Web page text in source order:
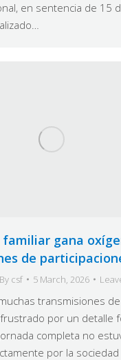
en sentencia de 15
familiar gana
de
By csf 5 March, 2026
transmisiones
por un detalle
completa no
por la sociedad